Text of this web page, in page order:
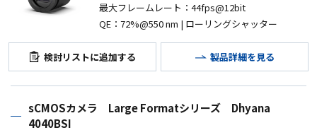
最大フレームレート：44fps@12bit
QE：72%@550 nm | ローリングシャッター
検討リストに追加する 製品詳細を見る
sCMOSカメラ Large Formatシリーズ Dhyana
4040BSI